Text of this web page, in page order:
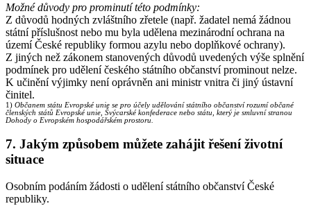
Možné důvody pro prominutí této podmínky:
Z důvodů hodných zvláštního zřetele (např. žadatel nemá žádnou
státní příslušnost nebo mu byla udělena mezinárodní ochrana na
území České republiky formou azylu nebo doplňkové ochrany).
Z jiných než zákonem stanovených důvodů uvedených výše splnění
podmínek pro udělení českého státního občanství prominout nelze.
K učinění výjimky není oprávněn ani ministr vnitra či jiný ústavní
činitel.
1) Občanem státu Evropské unie se pro účely udělování státního občanství rozumí občané
členských států Evropské unie, Švýcarské konfederace nebo státu, který je smluvní stranou
Dohody o Evropském hospodářském prostoru.
7. Jakým způsobem můžete zahájit řešení životní
situace
Osobním podáním žádosti o udělení státního občanství České
republiky.